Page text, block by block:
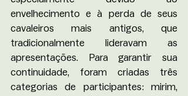
envelhecimento e à perda de seus
cavaleiros mais antigos, que
tradicionalmente lideravam as
apresentações. Para garantir sua
continuidade, foram criadas três
categorias de participantes: mirim,